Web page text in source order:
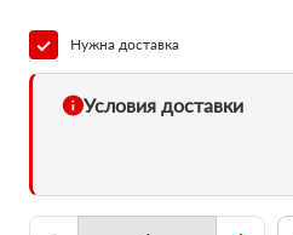
Нужна доставка
Условия доставки